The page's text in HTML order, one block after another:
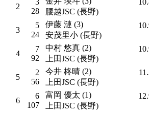
2
28
腰越JSC (長野)
3
5
24
伊藤 漣 (3)
安茂里小 (長野)
4
7
92
中村 悠真 (2)
上田JSC (長野)
5
2
56
今井 柊晴 (2)
上田JSC (長野)
6
6
107
富岡 優太 (1)
上田JSC (長野)